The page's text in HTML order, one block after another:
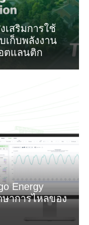
เสริมการใช้
เก็บพลังงาน
ตแลนติก
Energy
ษาการไหลของ